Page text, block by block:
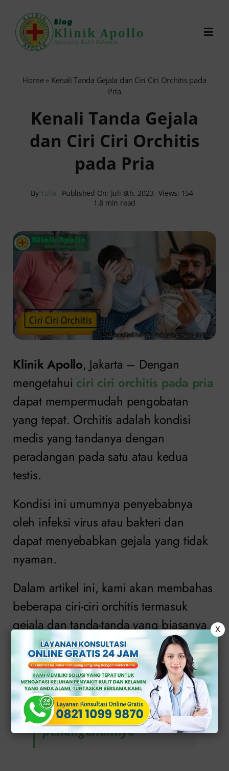
content
Reservasi Online
Home» Kenali Tanda Gejala dan Ciri Ciri Orchitis pada
Pria
Kenali Tanda Gejala
dan Ciri Ciri Orchitis
pada Pria
ByYulia Published On: Juli 8th, 2023 Views: 154
1.8 min read
Klinik Apollo, Jakarta – Dengan
mengetahui ciri ciri orchitis pada pria
dapat mempermudah pengobatan
yang tepat. Orchitis adalah kondisi
medis yang tandanya dengan
peradangan pada satu atau kedua
testis.
Kondisi ini umumnya penyebabnya
oleh infeksi virus atau bakteri dan
dapat menyebabkan gejala yang tidak
nyaman.
Dalam artikel ini, kami akan membahas
beberapa ciri-ciri orchitis termasuk
gejala dan tanda-tanda yang biasanya
terjadi pada penderita.
Baca juga:Penyakit
orchitis dan cara
penanganannya
X